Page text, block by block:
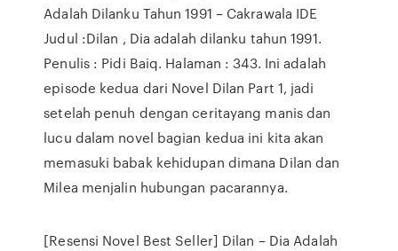
Adalah Dilanku Tahun 1991 – Cakrawala IDE
Judul :Dilan , Dia adalah dilanku tahun 1991.
Penulis : Pidi Baiq. Halaman : 343. Ini adalah
episode kedua dari Novel Dilan Part 1, jadi
setelah penuh dengan ceritayang manis dan
lucu dalam novel bagian kedua ini kita akan
memasuki babak kehidupan dimana Dilan dan
Milea menjalin hubungan pacarannya.
[Resensi Novel Best Seller] Dilan – Dia Adalah